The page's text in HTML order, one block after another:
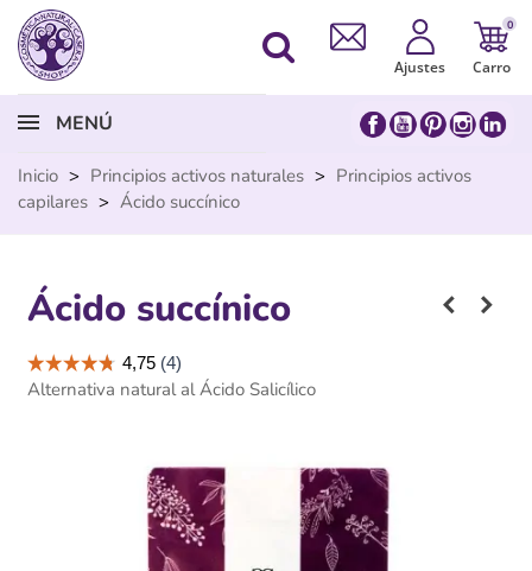
Ajustes
0
Carro
MENÚ
Inicio > Principios activos naturales > Principios activos
capilares > Ácido succínico
Ácido succínico
Alternativa natural al Ácido Salicílico